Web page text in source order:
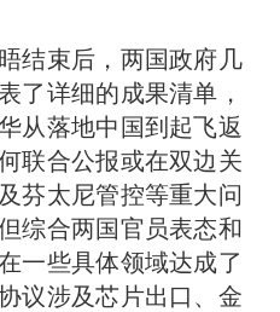
结束后，两国政府几
了详细的成果清单，
从落地中国到起飞返
联合公报或在双边关
芬太尼管控等重大问
综合两国官员表态和
一些具体领域达成了
议涉及芯片出口、金